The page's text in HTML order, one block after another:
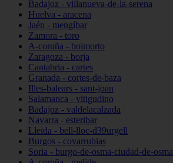
Badajoz - villanueva-de-la-serena
Huelva - aracena
Jaén - mengíbar
Zamora - toro
A-coruña - boimorto
Zaragoza - borja
Cantabria - cartes
Granada - cortes-de-baza
Illes-balears - sant-joan
Salamanca - vitigudino
Badajoz - valdelacalzada
Navarra - esteribar
Lleida - bell-lloc-d39urgell
Burgos - covarrubias
Soria - burgo-de-osma-ciudad-de-osma